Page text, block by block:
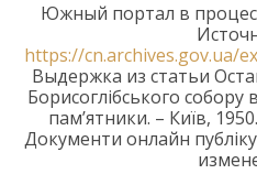
Южный портал в
https://cn.archives.gov.ua/
Выдержка из статьи
Борисоглібського собору в
пам’ятники. – Київ,
Документи онлайн